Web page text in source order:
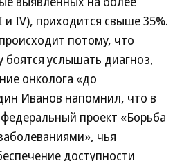
IV), приходится свыше 35%.
потому, что
услышать диагноз,
онколога «до
Иванов напомнил, что в
проект «Борьба
чья
доступности